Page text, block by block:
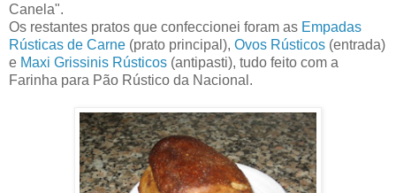
Canela".
Os restantes pratos que confeccionei foram as Empadas
Rústicas de Carne (prato principal), Ovos Rústicos (entrada)
e Maxi Grissinis Rústicos (antipasti), tudo feito com a
Farinha para Pão Rústico da Nacional.